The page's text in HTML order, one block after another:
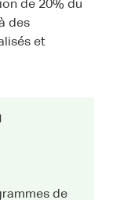
de 20% du
des
et
de